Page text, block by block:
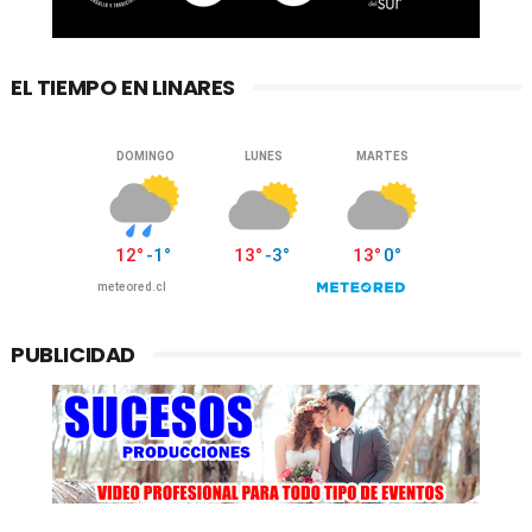
EL TIEMPO EN LINARES
PUBLICIDAD